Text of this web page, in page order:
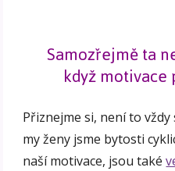
Samozřejmě ta
když
Přiznejme si, není to
my ženy jsme bytosti
naší motivace, jsou také